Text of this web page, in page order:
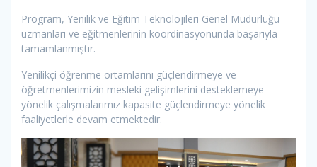
Program, Yenilik ve Eğitim Teknolojileri Genel Müdürlüğü
uzmanları ve eğitmenlerinin koordinasyonunda başarıyla
tamamlanmıştır.
Yenilikçi öğrenme ortamlarını güçlendirmeye ve
öğretmenlerimizin mesleki gelişimlerini desteklemeye
yönelik çalışmalarımız kapasite güçlendirmeye yönelik
faaliyetlerle devam etmektedir.